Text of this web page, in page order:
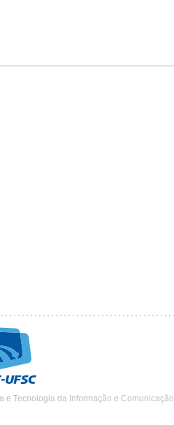
Tecnologia da Informação e Comunicação